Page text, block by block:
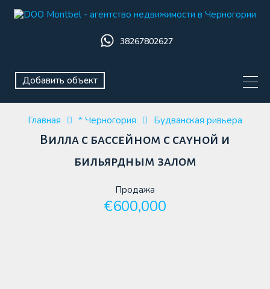
38267802627
Добавить объект
Главная * Черногория Будванская ривьера
Вилла с бассейном с сауной и
бильярдным залом
Продажа
€600,000